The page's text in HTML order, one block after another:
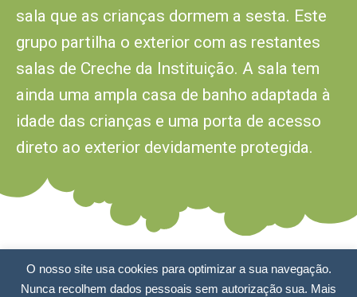
sala que as crianças dormem a sesta. Este
grupo partilha o exterior com as restantes
salas de Creche da Instituição. A sala tem
ainda uma ampla casa de banho adaptada à
idade das crianças e uma porta de acesso
direto ao exterior devidamente protegida.
O nosso site usa cookies para optimizar a sua navegação.
Nunca recolhem dados pessoais sem autorização sua. Mais